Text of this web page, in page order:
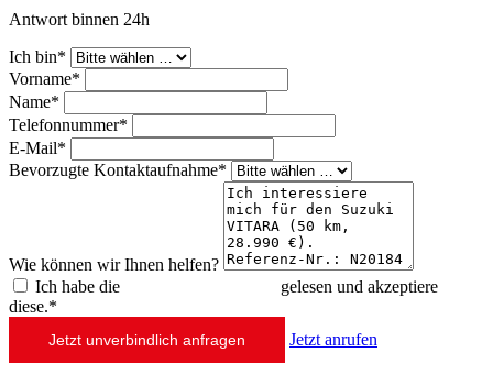
Antwort binnen 24h
Ich bin*
Vorname*
Name*
Telefonnummer*
E-Mail*
Bevorzugte Kontaktaufnahme*
Wie können wir Ihnen helfen?
Ich habe die
gelesen und akzeptiere
diese.*
Jetzt unverbindlich anfragen Jetzt anrufen